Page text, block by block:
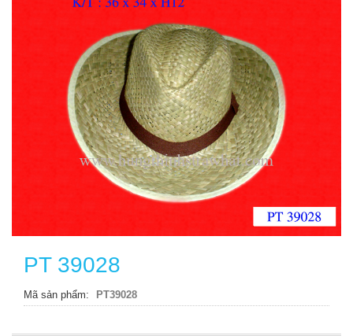
PT 39028
Mã sản phẩm PT39028